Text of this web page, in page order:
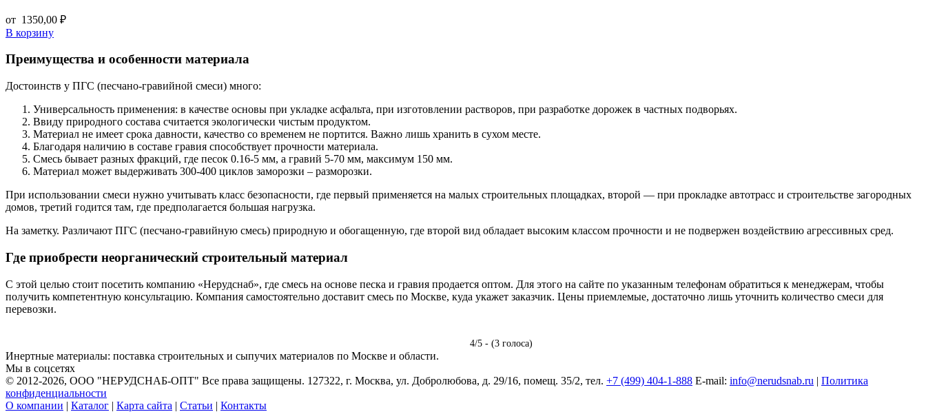
от 1350,00 ₽
В корзину
Преимущества и особенности материала
Достоинств у ПГС (песчано-гравийной смеси) много:
Универсальность применения: в качестве основы при укладке асфальта, при изготовлении растворов, при разработке дорожек в частных подворьях.
Ввиду природного состава считается экологически чистым продуктом.
Материал не имеет срока давности, качество со временем не портится. Важно лишь хранить в сухом месте.
Благодаря наличию в составе гравия способствует прочности материала.
Смесь бывает разных фракций, где песок 0.16-5 мм, а гравий 5-70 мм, максимум 150 мм.
Материал может выдерживать 300-400 циклов заморозки – разморозки.
При использовании смеси нужно учитывать класс безопасности, где первый применяется на малых строительных площадках, второй — при прокладке автотрасс и строительстве загородных
домов, третий годится там, где предполагается большая нагрузка.
На заметку. Различают ПГС (песчано-гравийную смесь) природную и обогащенную, где второй вид обладает высоким классом прочности и не подвержен воздействию агрессивных сред.
Где приобрести неорганический строительный материал
С этой целью стоит посетить компанию «Нерудснаб», где смесь на основе песка и гравия продается оптом. Для этого на сайте по указанным телефонам обратиться к менеджерам, чтобы
получить компетентную консультацию. Компания самостоятельно доставит смесь по Москве, куда укажет заказчик. Цены приемлемые, достаточно лишь уточнить количество смеси для
перевозки.
4/5 - (3 голоса)
Инертные материалы: поставка строительных и сыпучих материалов по Москве и области.
Мы в соцсетях
© 2012-2026, ООО "НЕРУДСНАБ-ОПТ" Все права защищены. 127322, г. Москва, ул. Добролюбова, д. 29/16, помещ. 35/2, тел. +7 (499) 404-1-888 E-mail: info@nerudsnab.ru | Политика
конфиденциальности
О компании | Каталог | Карта сайта | Статьи | Контакты